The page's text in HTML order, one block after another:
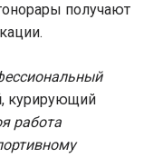
получают
, курирующий
работа